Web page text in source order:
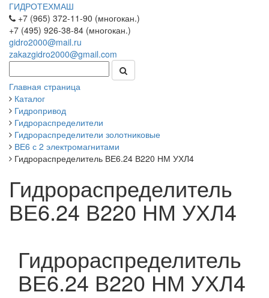
ГИДРОТЕХМАШ
+7 (965) 372-11-90 (многокан.)
+7 (495) 926-38-84 (многокан.)
gidro2000@mail.ru
zakazgidro2000@gmail.com
Главная страница
Каталог
Гидропривод
Гидрораспределители
Гидрораспределители золотниковые
ВЕ6 с 2 электромагнитами
Гидрораспределитель ВЕ6.24 В220 НМ УХЛ4
Гидрораспределитель
ВЕ6.24 В220 НМ УХЛ4
Гидрораспределитель
ВЕ6.24 В220 НМ УХЛ4